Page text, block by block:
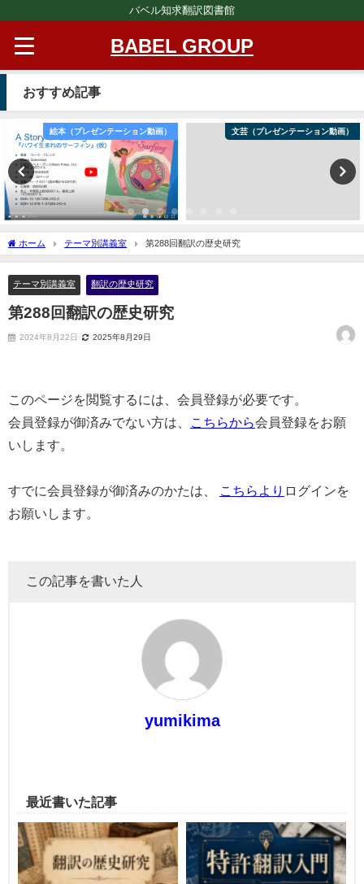
バベル知求翻訳図書館
BABEL GROUP
おすすめ記事
絵本（プレゼンテーション動画） 文芸（プレゼンテーション動画）
ホーム テーマ別講義室 第288回翻訳の歴史研究
テーマ別講義室 翻訳の歴史研究
第288回翻訳の歴史研究
2024年8月22日 2025年8月29日
このページを閲覧するには、会員登録が必要です。
会員登録が御済みでない方は、
こちらから会員登録をお願
いします。
すでに会員登録が御済みのかたは、 こちらより ログインを
お願いします。
この記事を書いた人
yumikima
最近書いた記事